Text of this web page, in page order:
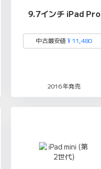
9.7インチ iPad Pro
中古最安値 ¥ 11,480
2016年発売